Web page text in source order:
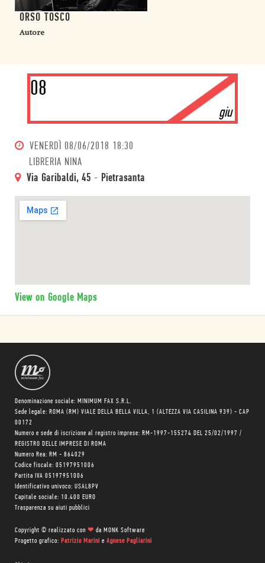
ORSO TOSCO
Autore
08
giu
VENERDÌ 08/06/2018 18:30
LIBRERIA NINA
Via Garibaldi, 45 - Pietrasanta
View on Google Maps
Denominazione sociale: MINIMUM FAX S.R.L.
Sede legale: ROMA (RM) VIALE DELLA BELLA VILLA, 1 (ALTEZZA VIA CASILINA 939) - CAP
00172
Numero e sede di iscrizione al registro imprese: RM-1997-155274 DEL 25/02/1997 /
REGISTRO DELLE IMPRESE DI ROMA
Numero Rea: RM - 864029
Codice fiscale: 05197951006
Partita IVA 05197951006
Identificativo univoco: USAL8PV
Capitale sociale: 10.400 EURO
Trasparenza su aiuti pubblici
Copyright © realizzato con ❤ da MONK Software
Progetto grafico: Patrizio Marini e Agnese Pagliarini